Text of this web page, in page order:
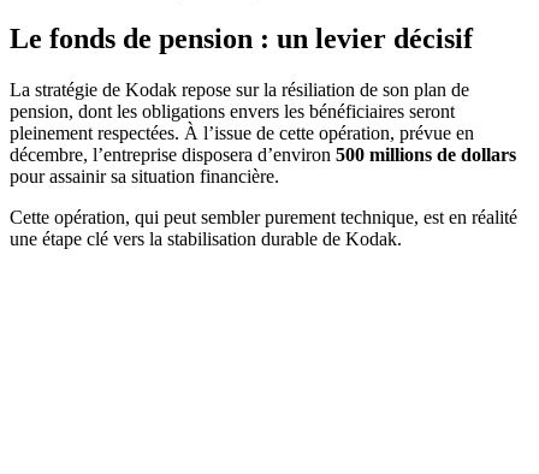
Le fonds de pension : un levier décisif
La stratégie de Kodak repose sur la résiliation de son plan de
pension, dont les obligations envers les bénéficiaires seront
pleinement respectées. À l’issue de cette opération, prévue en
décembre, l’entreprise disposera d’environ 500 millions de dollars
pour assainir sa situation financière.
Cette opération, qui peut sembler purement technique, est en réalité
une étape clé vers la stabilisation durable de Kodak.